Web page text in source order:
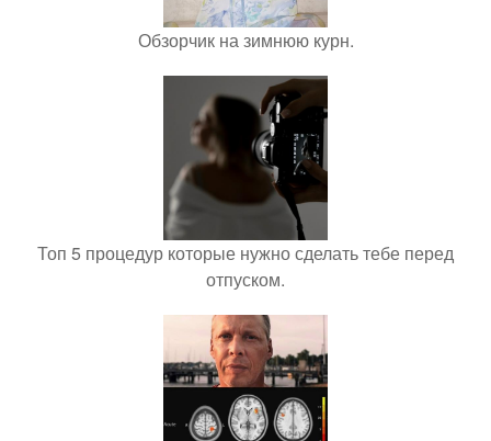
Обзорчик на зимнюю курн.
Топ 5 процедур которые нужно сделать тебе перед
отпуском.